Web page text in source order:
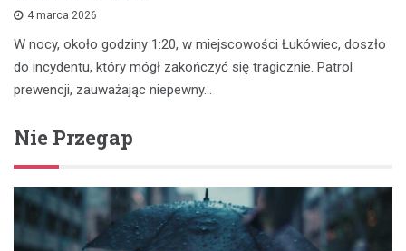
4 marca 2026
W nocy, około godziny 1:20, w miejscowości Łukówiec, doszło
do incydentu, który mógł zakończyć się tragicznie. Patrol
prewencji, zauważając niepewny…
Nie Przegap